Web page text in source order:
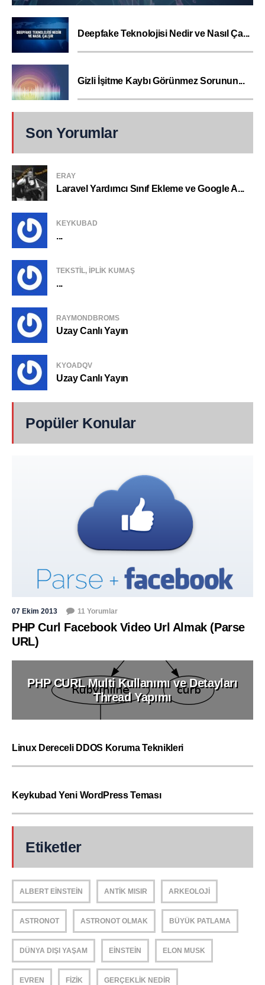
Deepfake Teknolojisi Nedir ve Nasıl Ça...
Gizli İşitme Kaybı Görünmez Sorunun...
Son Yorumlar
ERAY
Laravel Yardımcı Sınıf Ekleme ve Google A...
KEYKUBAD
...
TEKSTIL, IPLIK KUMAŞ
...
RAYMONDBROMS
Uzay Canlı Yayın
KYOADQV
Uzay Canlı Yayın
Popüler Konular
07 Ekim 2013 11 Yorumlar
PHP Curl Facebook Video Url Almak (Parse
URL)
PHP CURL Multi Kullanımı ve Detayları
Thread Yapımı
Linux Dereceli DDOS Koruma Teknikleri
Keykubad Yeni WordPress Teması
Etiketler
ALBERT EINSTEIN ANTIK MISIR ARKEOLOJI
ASTRONOT ASTRONOT OLMAK BÜYÜK PATLAMA
DÜNYA DIŞI YAŞAM EINSTEIN ELON MUSK
EVREN FIZIK GERÇEKLIK NEDIR